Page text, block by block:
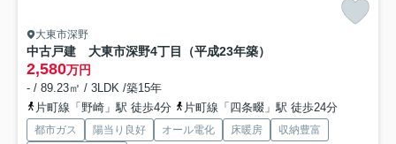
大東市深野
中古戸建 大東市深野4丁目（平成23年築）
2,580万円
- / 89.23㎡ / 3LDK /築15年
片町線「野崎」駅 徒歩4分
片町線「四条畷」駅 徒歩24分
都市ガス 陽当り良好 オール電化 床暖房
収納豊富